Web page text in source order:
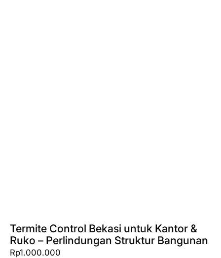
Termite Control Bekasi untuk Kantor &
Ruko – Perlindungan Struktur Bangunan
Rp1.000.000